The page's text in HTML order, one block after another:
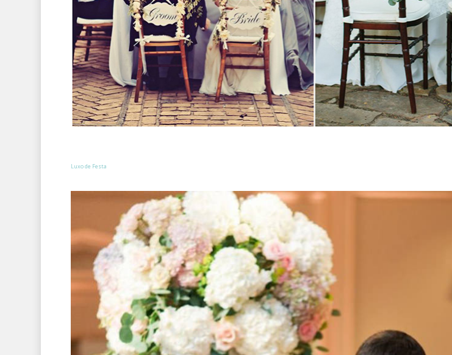
Luxo de Festa